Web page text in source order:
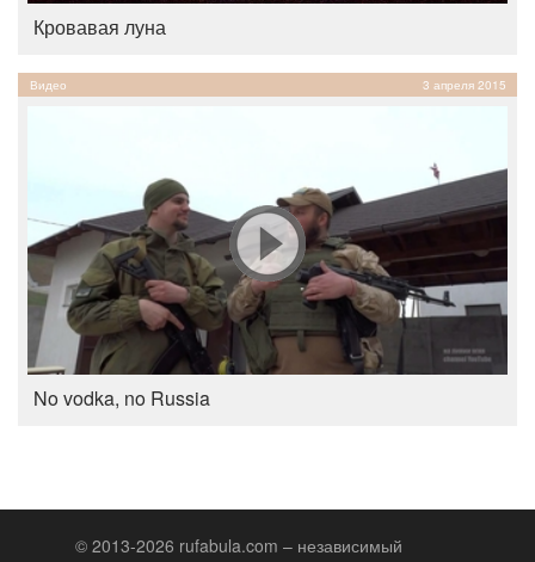
Кровавая луна
Видео 3 апреля 2015
No vodka, no Russia
© 2013-2026 rufabula.com – независимый